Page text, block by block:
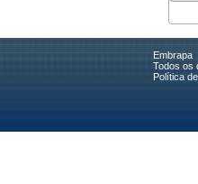
Embrapa
Todos os
Política